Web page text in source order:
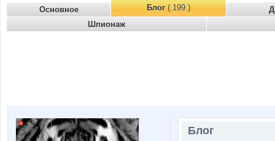
Основное Блог( 199 )
Шпионаж
Блог